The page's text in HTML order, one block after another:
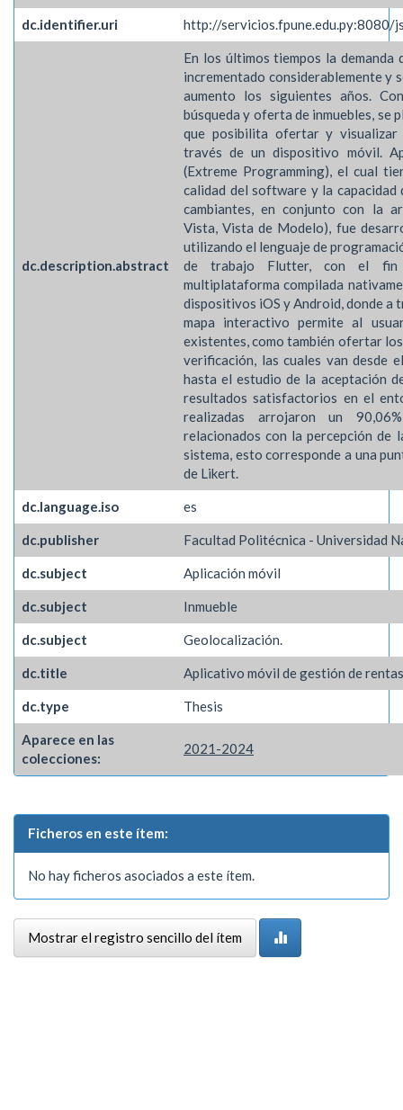
dc.identifier.uri http://
dc.description.abstract
En los últimos tiempos la demanda
incrementado considerablemente y
aumento los siguientes años.
búsqueda y oferta de inmuebles, se
que posibilita ofertar y
través de un dispositivo móvil.
(Extreme Programming), el cual
calidad del software y la
cambiantes, en conjunto con la
Vista, Vista de Modelo), fue
utilizando el lenguaje de
de trabajo Flutter, con el fin
multiplataforma compilada
dispositivos iOS y Android, donde a
mapa interactivo permite al
existentes, como también ofertar
verificación, las cuales van desde
hasta el estudio de la aceptación
resultados satisfactorios en el
realizadas arrojaron un
relacionados con la percepción de
sistema, esto corresponde a una
de Likert.
dc.language.iso es
dc.publisher Facultad Politécnica - Universidad
dc.subject Aplicación móvil
dc.subject Inmueble
dc.subject Geolocalización.
dc.title Aplicativo móvil de gestión de
dc.type Thesis
Aparece en las
colecciones:
2021-2024
Ficheros en este ítem:
No hay ficheros asociados a este ítem.
Mostrar el registro sencillo del ítem